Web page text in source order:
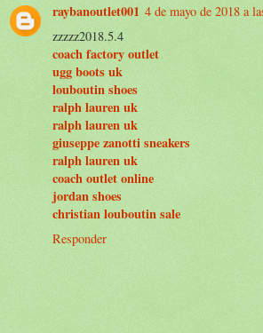
raybanoutlet001 4 de mayo de 2018 a
zzzzz2018.5.4
coach factory outlet
ugg boots uk
louboutin shoes
ralph lauren uk
ralph lauren uk
giuseppe zanotti sneakers
ralph lauren uk
coach outlet online
jordan shoes
christian louboutin sale
Responder